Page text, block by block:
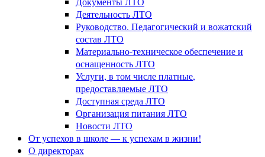
Деятельность ЛТО
Руководство. Педагогический и вожатский
состав ЛТО
Материально-техническое обеспечение и
оснащенность ЛТО
Услуги, в том числе платные,
предоставляемые ЛТО
Доступная среда ЛТО
Организация питания ЛТО
Новости ЛТО
От успехов в школе — к успехам в жизни!
О директорах